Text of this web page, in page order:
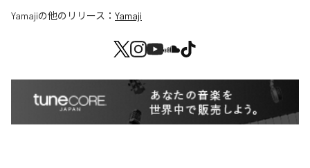
Yamajiの他のリリース： Yamaji